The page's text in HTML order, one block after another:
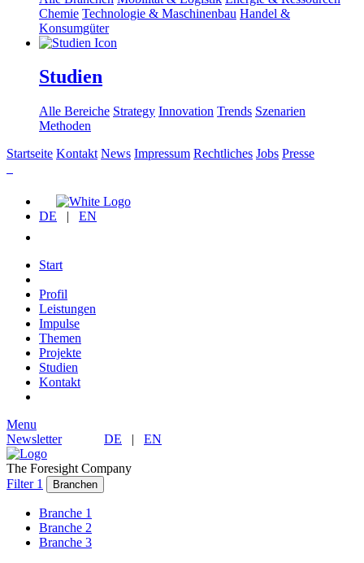
Chemie Technologie & Maschinenbau Handel &
Konsumgüter
Studien
Alle Bereiche Strategy Innovation Trends Szenarien
Methoden
Startseite Kontakt News Impressum Rechtliches Jobs Presse
DE | EN
Start
Profil
Leistungen
Impulse
Themen
Projekte
Studien
Kontakt
Menu
Newsletter
DE | EN
The Foresight Company
Filter 1
Branchen
Branche 1
Branche 2
Branche 3